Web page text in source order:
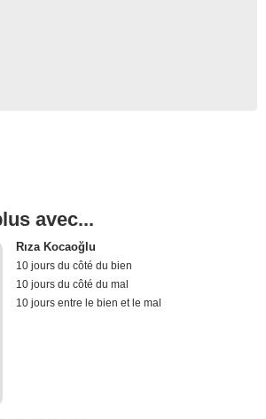
avec...
Rıza Kocaoğlu
10 jours du côté du bien
10 jours du côté du mal
10 jours entre le bien et le mal